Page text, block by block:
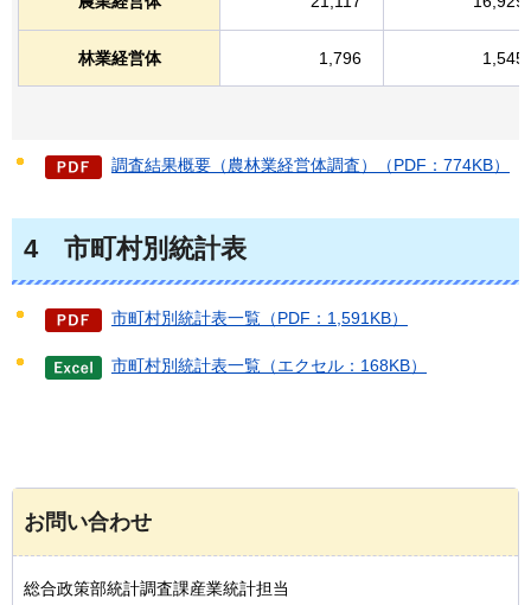
林業経営体 1,796 1,545
調査結果概要（農林業経営体調査）（PDF：774KB）
4 市町村別統計表
市町村別統計表一覧（PDF：1,591KB）
市町村別統計表一覧（エクセル：168KB）
お問い合わせ
総合政策部統計調査課産業統計担当